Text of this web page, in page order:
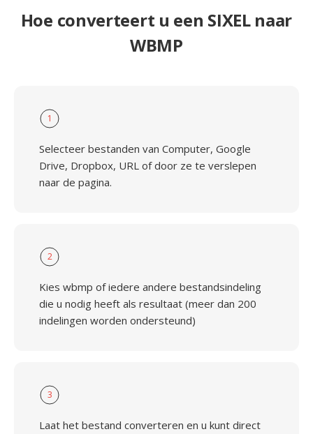
Hoe converteert u een SIXEL naar
WBMP
1
Selecteer bestanden van Computer, Google
Drive, Dropbox, URL of door ze te verslepen
naar de pagina.
2
Kies wbmp of iedere andere bestandsindeling
die u nodig heeft als resultaat (meer dan 200
indelingen worden ondersteund)
3
Laat het bestand converteren en u kunt direct